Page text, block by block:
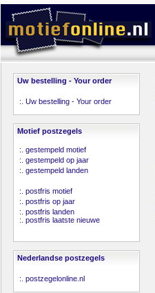
Uw bestelling - Your order
:. Uw bestelling - Your order
Motief postzegels
:. gestempeld motief
:. gestempeld op jaar
:. gestempeld landen
:. postfris motief
:. postfris op jaar
:. postfris landen
:. postfris laatste nieuwe
Nederlandse postzegels
:. postzegelonline.nl